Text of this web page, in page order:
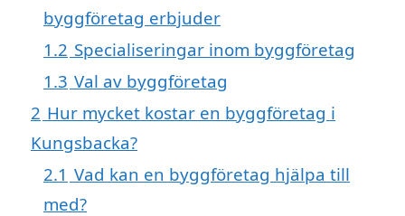
byggföretag erbjuder
1.2 Specialiseringar inom byggföretag
1.3 Val av byggföretag
2 Hur mycket kostar en byggföretag i
Kungsbacka?
2.1 Vad kan en byggföretag hjälpa till
med?